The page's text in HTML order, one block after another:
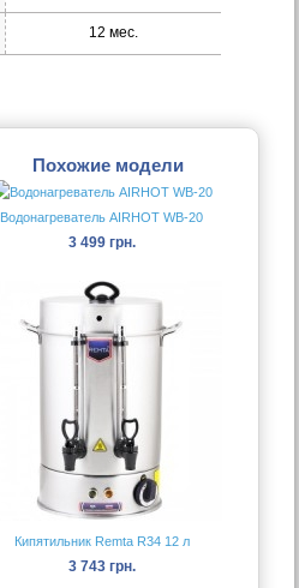
12 мес.
Похожие модели
Водонагреватель AIRHOT WB-20
3 499 грн.
Кипятильник Remta R34 12 л
3 743 грн.